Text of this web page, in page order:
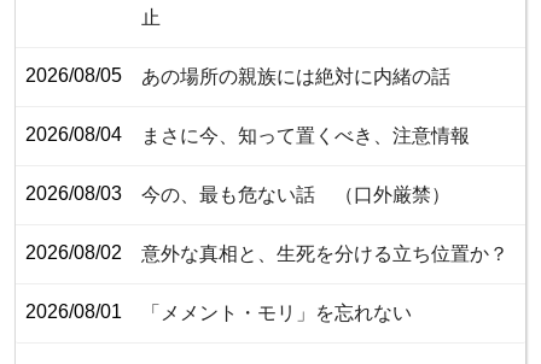
止
2026/08/05 あの場所の親族には絶対に内緒の話
2026/08/04 まさに今、知って置くべき、注意情報
2026/08/03 今の、最も危ない話 （口外厳禁）
2026/08/02 意外な真相と、生死を分ける立ち位置か？
2026/08/01 「メメント・モリ」を忘れない